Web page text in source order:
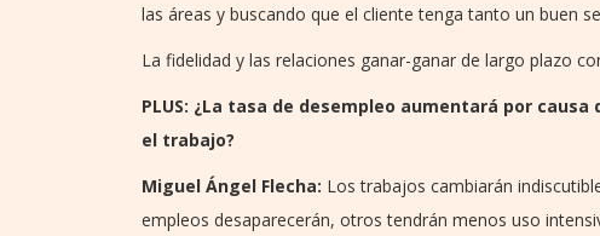
las áreas y buscando que el cliente tenga tanto un buen
La fidelidad y las relaciones ganar-ganar de largo plazo
PLUS: ¿La tasa de desempleo aumentará por
el trabajo?
Miguel Ángel Flecha: Los trabajos cambiarán
empleos desaparecerán, otros tendrán menos uso